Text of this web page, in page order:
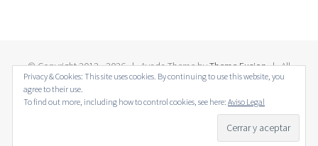
© Copyright 2012 -2026 | Avada Theme byTheme Fusion| All
Rights Reserved | Powered by
LinkedIn
Privacy & Cookies: This site uses cookies. By continuing to use this website, you
agree to their use.
To find out more, including how to control cookies, see here: Aviso Legal